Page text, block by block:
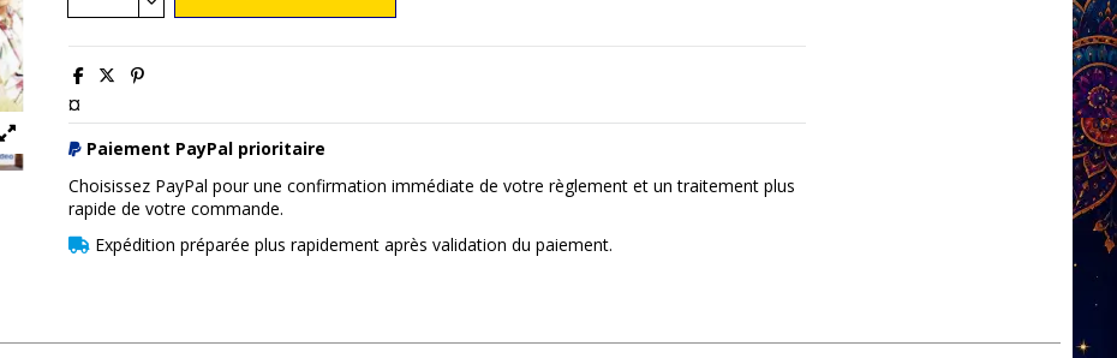
¤
Paiement PayPal prioritaire
Choisissez PayPal pour une confirmation immédiate de votre règlement et un traitement plus
rapide de votre commande.
Expédition préparée plus rapidement après validation du paiement.